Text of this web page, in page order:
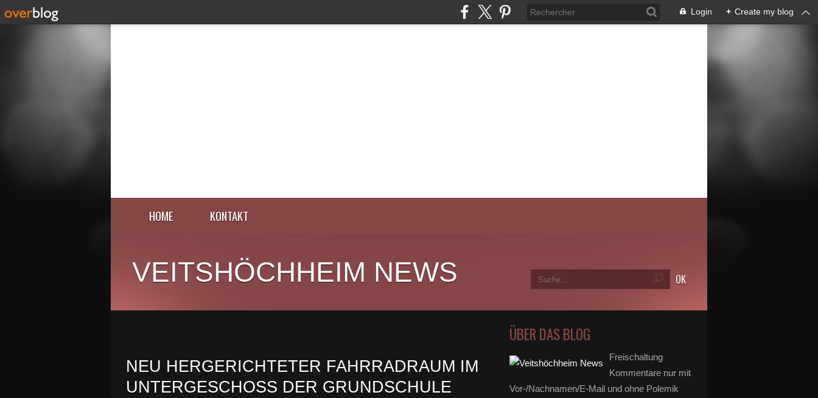
Login + Create my blog
HOME KONTAKT
VEITSHÖCHHEIM NEWS
NEU HERGERICHTETER FAHRRADRAUM IM
UNTERGESCHOSS DER GRUNDSCHULE
ÜBER DAS BLOG
Freischaltung
Kommentare nur mit
Vor-/Nachnamen/E-Mail und ohne Polemik